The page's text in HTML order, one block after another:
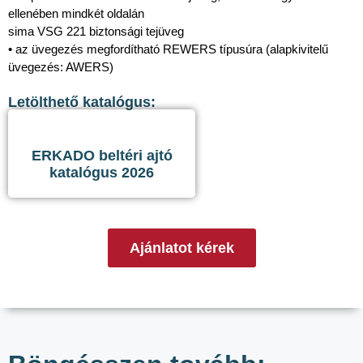
ellenében mindkét oldalán
sima VSG 221 biztonsági tejüveg
• az üvegezés megfordítható REWERS típusúra (alapkivitelű
üvegezés: AWERS)
Letölthető katalógus:
ERKADO beltéri ajtó
katalógus 2026
Ajánlatot kérek